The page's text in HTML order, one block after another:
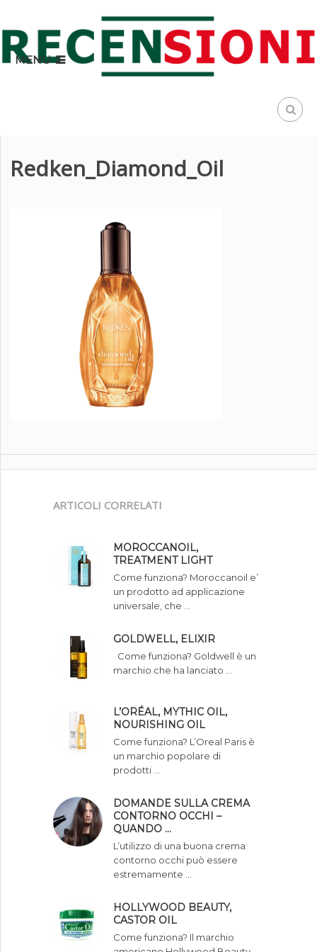
MENU
Redken_Diamond_Oil
ARTICOLI CORRELATI
MOROCCANOIL,
TREATMENT LIGHT
Come funziona? Moroccanoil e’
un prodotto ad applicazione
universale, che …
GOLDWELL, ELIXIR
Come funziona? Goldwell è un
marchio che ha lanciato …
L’ORÉAL, MYTHIC OIL,
NOURISHING OIL
Come funziona? L’Oreal Paris è
un marchio popolare di
prodotti …
DOMANDE SULLA CREMA
CONTORNO OCCHI –
QUANDO …
L’utilizzo di una buona crema
contorno occhi può essere
estremamente …
HOLLYWOOD BEAUTY,
CASTOR OIL
Come funziona? Il marchio